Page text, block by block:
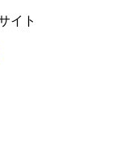
イト